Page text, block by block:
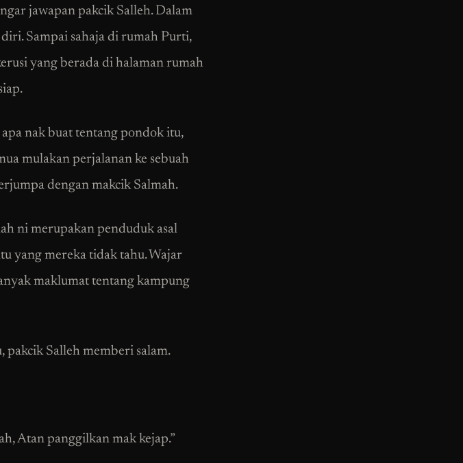
jawapan pakcik Salleh. Dalam
Sampai sahaja di rumah Purti,
yang berada di halaman rumah
nak buat tentang pondok itu,
mulakan perjalanan ke sebuah
dengan makcik Salmah.
ni merupakan penduduk asal
yang mereka tidak tahu. Wajar
maklumat tentang kampung
pakcik Salleh memberi salam.
Atan panggilkan mak kejap.”